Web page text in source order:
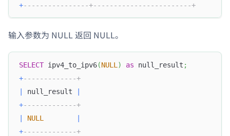
+----------------+------------------------+
输入参数为 NULL 返回 NULL。
SELECT ipv4_to_ipv6(NULL ) as null_result ;
+-------------+
null_result
+-------------+
NULL
+-------------+